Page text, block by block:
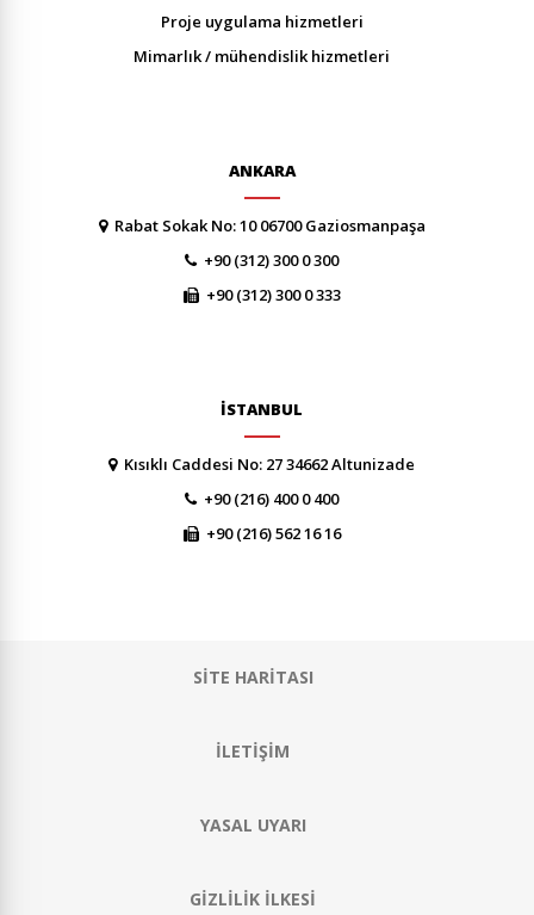
proje uygulama hi̇zmetleri̇
mi̇marlik / mühendi̇sli̇k hi̇zmetleri̇
ANKARA
Rabat Sokak No: 10 06700 Gaziosmanpaşa
+90 (312) 300 0 300
+90 (312) 300 0 333
İSTANBUL
Kısıklı Caddesi No: 27 34662 Altunizade
+90 (216) 400 0 400
+90 (216) 562 16 16
SİTE HARİTASI
İLETİŞİM
YASAL UYARI
GİZLİLİK İLKESİ